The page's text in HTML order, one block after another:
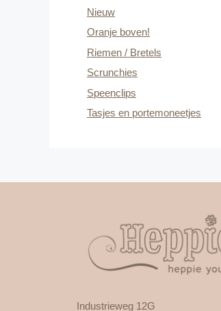
Nieuw
Oranje boven!
Riemen / Bretels
Scrunchies
Speenclips
Tasjes en portemoneetjes
Industrieweg 12G